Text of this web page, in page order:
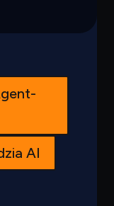
AI